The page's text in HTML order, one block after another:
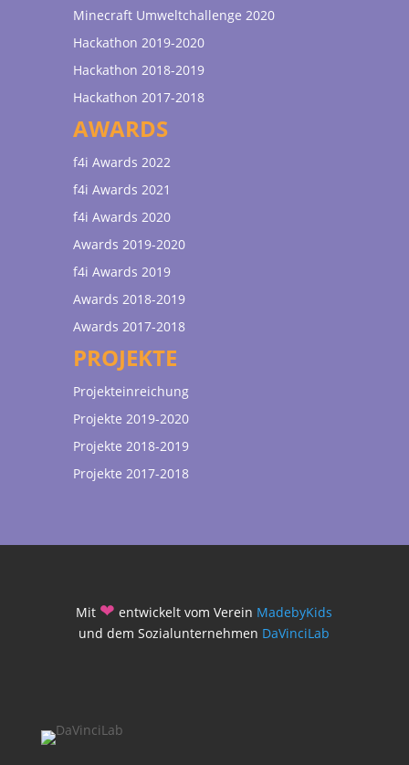
Minecraft Umweltchallenge 2020
Hackathon 2019-2020
Hackathon 2018-2019
Hackathon 2017-2018
AWARDS
f4i Awards 2022
f4i Awards 2021
f4i Awards 2020
Awards 2019-2020
f4i Awards 2019
Awards 2018-2019
Awards 2017-2018
PROJEKTE
Projekteinreichung
Projekte 2019-2020
Projekte 2018-2019
Projekte 2017-2018
Mit ❤ entwickelt vom Verein MadebyKids
und dem Sozialunternehmen DaVinciLab